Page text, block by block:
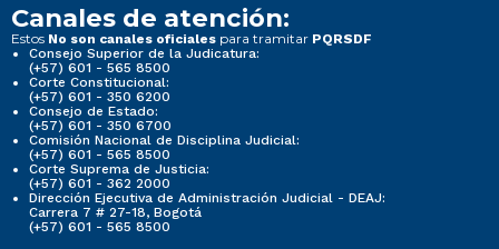
Canales de atención:
Estos No son canales oficiales para tramitar PQRSDF
Consejo Superior de la Judicatura:
(+57) 601 - 565 8500
Corte Constitucional:
(+57) 601 - 350 6200
Consejo de Estado:
(+57) 601 - 350 6700
Comisión Nacional de Disciplina Judicial:
(+57) 601 - 565 8500
Corte Suprema de Justicia:
(+57) 601 - 362 2000
Dirección Ejecutiva de Administración Judicial - DEAJ:
Carrera 7 # 27-18, Bogotá
(+57) 601 - 565 8500